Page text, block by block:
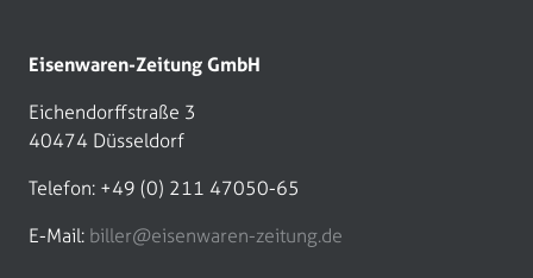
Eisenwaren-Zeitung GmbH
Eichendorffstraße 3
40474 Düsseldorf
Telefon: +49 (0) 211 47050-65
E-Mail: biller@eisenwaren-zeitung.de